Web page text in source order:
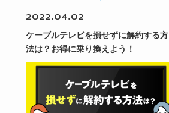
2022.04.02
ケーブルテレビを損せずに解約する方
法は？お得に乗り換えよう！